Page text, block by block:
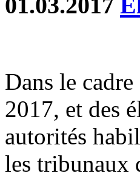
Dans le
2017, et des
autorités
les tribunaux